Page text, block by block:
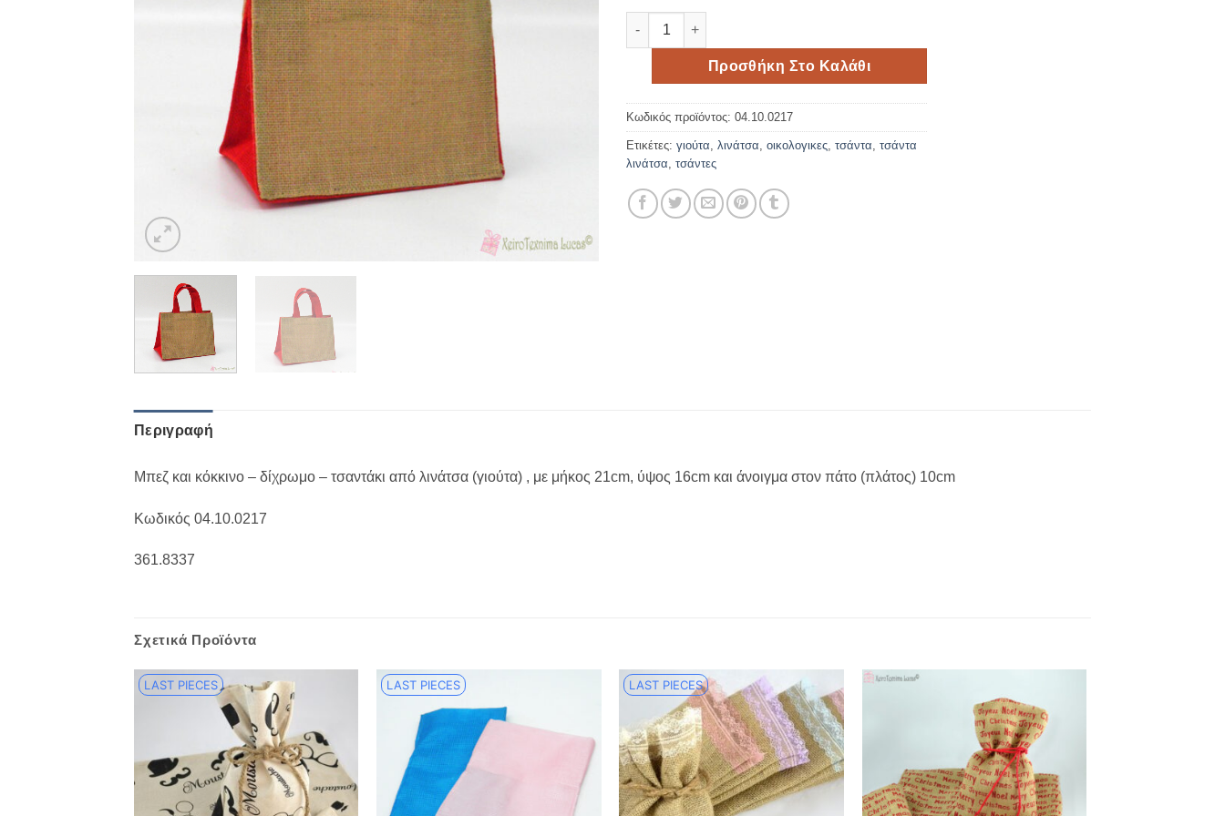
Μπεζ και κόκκινο τσαντάκι λινάτσα ποσότητα
Προσθήκη Στο Καλάθι
Κωδικός προϊόντος: 04.10.0217
Ετικέτες: γιούτα λινάτσα οικολογικες τσάντα τσάντα
λινάτσα τσάντες
Περιγραφή
Μπεζ και κόκκινο – δίχρωμο – τσαντάκι από λινάτσα (γιούτα) , με μήκος 21cm, ύψος 16cm και άνοιγμα στον πάτο (πλάτος) 10cm
Κωδικός 04.10.0217
361.8337
Σχετικά Προϊόντα
LAST PIECES LAST PIECES LAST PIECES